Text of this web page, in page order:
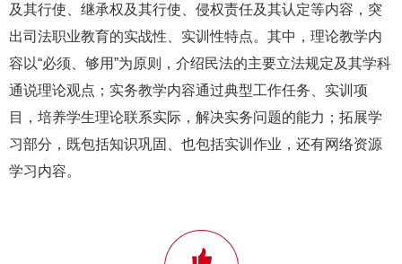
及其行使、继承权及其行使、侵权责任及其认定等内容，突
出司法职业教育的实战性、实训性特点。其中，理论教学内
容以“必须、够用”为原则，介绍民法的主要立法规定及其学科
通说理论观点；实务教学内容通过典型工作任务、实训项
目，培养学生理论联系实际，解决实务问题的能力；拓展学
习部分，既包括知识巩固、也包括实训作业，还有网络资源
学习内容。